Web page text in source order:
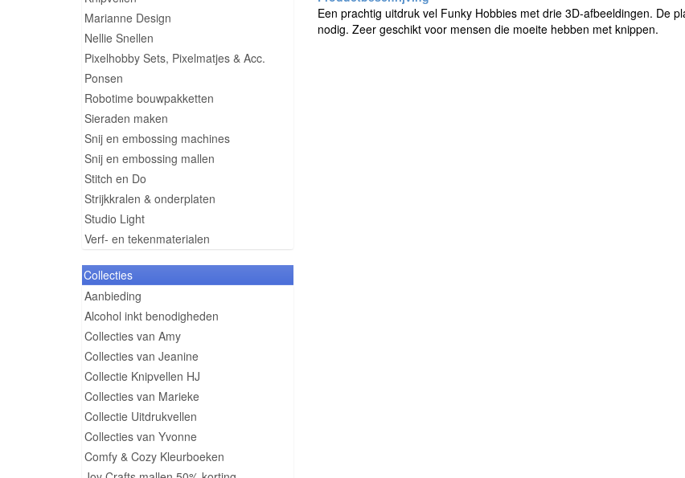
Marianne Design
Nellie Snellen
Pixelhobby Sets, Pixelmatjes & Acc.
Ponsen
Robotime bouwpakketten
Sieraden maken
Snij en embossing machines
Snij en embossing mallen
Stitch en Do
Strijkkralen & onderplaten
Studio Light
Verf- en tekenmaterialen
Collecties
Aanbieding
Alcohol inkt benodigheden
Collecties van Amy
Collecties van Jeanine
Collectie Knipvellen HJ
Collecties van Marieke
Collectie Uitdrukvellen
Collecties van Yvonne
Comfy & Cozy Kleurboeken
Een prachtig uitdruk vel Funky Hobbies met drie 3D-afbeeldingen. De
nodig. Zeer geschikt voor mensen die moeite hebben met knippen.